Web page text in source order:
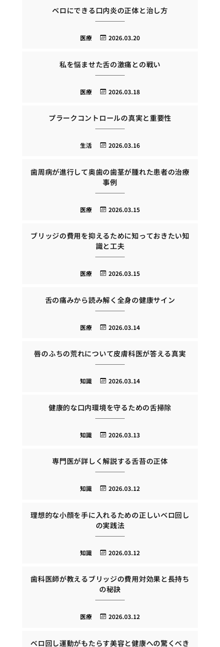
ベロにできる口内炎の正体と治し方
2026.03.20
医療
私を悩ませた舌の激痛との戦い
2026.03.18
医療
プラークコントロールの真実と重要性
2026.03.16
生活
歯周病が進行して奥歯の歯茎が腫れた患者の治療
事例
2026.03.15
医療
ブリッジの費用を抑えるために知っておきたい知
識と工夫
2026.03.15
医療
舌の痛みから読み解く全身の健康サイン
2026.03.14
医療
唇のふちの荒れについて皮膚科医が答える真実
2026.03.14
知識
健康的な口内環境を守るための舌掃除
2026.03.13
知識
専門医が詳しく解説する舌苔の正体
2026.03.12
知識
理想的な小顔を手に入れるための正しいベロ回し
の実践法
2026.03.12
知識
歯科医師が教えるブリッジの費用対効果と長持ち
の秘訣
2026.03.12
医療
ベロ回し運動がもたらす美容と健康への驚くべき